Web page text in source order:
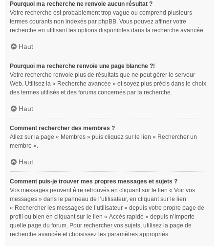
Pourquoi ma recherche ne renvoie aucun résultat ?
Votre recherche est probablement trop vague ou comprend plusieurs
termes courants non indexés par phpBB. Vous pouvez affiner votre
recherche en utilisant les options disponibles dans la recherche avancée.
Haut
Pourquoi ma recherche renvoie une page blanche ?!
Votre recherche renvoie plus de résultats que ne peut gérer le serveur
Web. Utilisez la « Recherche avancée » et soyez plus précis dans le choix
des termes utilisés et des forums concernés par la recherche.
Haut
Comment rechercher des membres ?
Allez sur la page « Membres » puis cliquez sur le lien « Rechercher un
membre ».
Haut
Comment puis-je trouver mes propres messages et sujets ?
Vos messages peuvent être retrouvés en cliquant sur le lien « Voir vos
messages » dans le panneau de l’utilisateur, en cliquant sur le lien
« Rechercher les messages de l’utilisateur » depuis votre propre page de
profil ou bien en cliquant sur le lien « Accès rapide » depuis n’importe
quelle page du forum. Pour rechercher vos sujets, utilisez la page de
recherche avancée et choisissez les paramètres appropriés.